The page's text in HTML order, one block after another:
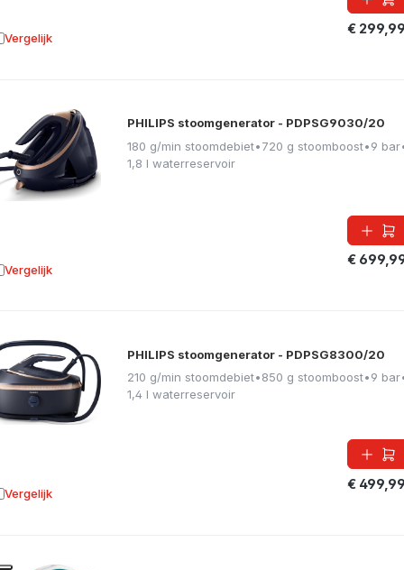
€
Vergelijk aan vergelijking
PHILIPS stoomgenerator - PDPSG9030/20
180 g/min stoomdebiet•720 g stoomboost•9 bar
1,8 l waterreservoir
€
Vergelijk aan vergelijking
PHILIPS stoomgenerator - PDPSG8300/20
210 g/min stoomdebiet•850 g stoomboost•9 bar
1,4 l waterreservoir
€
Vergelijk aan vergelijking